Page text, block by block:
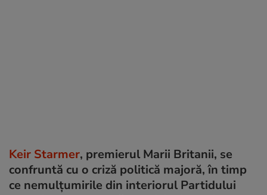
Keir Starmer, premierul Marii Britanii, se
confruntă cu o criză politică majoră, în timp
ce nemulțumirile din interiorul Partidului